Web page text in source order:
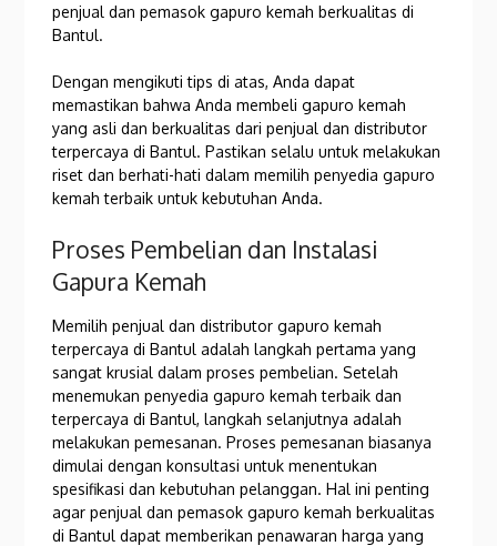
penjual dan pemasok gapuro kemah berkualitas di
Bantul.
Dengan mengikuti tips di atas, Anda dapat
memastikan bahwa Anda membeli gapuro kemah
yang asli dan berkualitas dari penjual dan distributor
terpercaya di Bantul. Pastikan selalu untuk melakukan
riset dan berhati-hati dalam memilih penyedia gapuro
kemah terbaik untuk kebutuhan Anda.
Proses Pembelian dan Instalasi
Gapura Kemah
Memilih penjual dan distributor gapuro kemah
terpercaya di Bantul adalah langkah pertama yang
sangat krusial dalam proses pembelian. Setelah
menemukan penyedia gapuro kemah terbaik dan
terpercaya di Bantul, langkah selanjutnya adalah
melakukan pemesanan. Proses pemesanan biasanya
dimulai dengan konsultasi untuk menentukan
spesifikasi dan kebutuhan pelanggan. Hal ini penting
agar penjual dan pemasok gapuro kemah berkualitas
di Bantul dapat memberikan penawaran harga yang